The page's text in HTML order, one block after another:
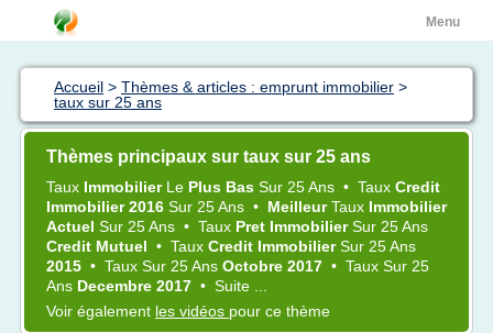
Menu
Accueil > Thèmes & articles : emprunt immobilier >
taux sur 25 ans
Thèmes principaux sur taux sur 25 ans
Taux Immobilier Le Plus Bas Sur 25 Ans • Taux Credit
Immobilier 2016 Sur 25 Ans • MeilleurTaux Immobilier
Actuel Sur 25 Ans • Taux Pret ImmobilierSur 25 Ans
Credit Mutuel • Taux Credit ImmobilierSur 25 Ans
2015 • Taux Sur 25 Ans Octobre 2017 • Taux Sur 25
Ans Decembre 2017 • Suite ...
Voir également les vidéos pour ce thème